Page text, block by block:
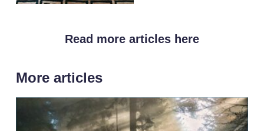
Read more articles here
More articles